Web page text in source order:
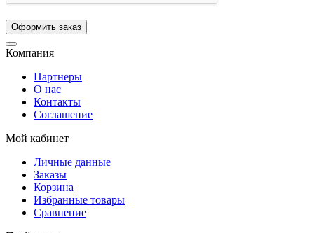
Компания
Партнеры
О нас
Контакты
Соглашение
Мой кабинет
Личные данные
Заказы
Корзина
Избранные товары
Сравнение